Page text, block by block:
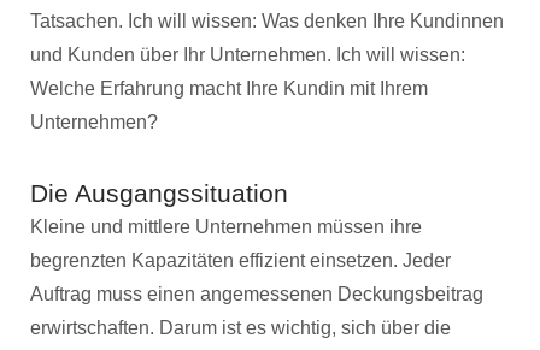
Tatsachen. Ich will wissen: Was denken Ihre Kundinnen
und Kunden über Ihr Unternehmen. Ich will wissen:
Welche Erfahrung macht Ihre Kundin mit Ihrem
Unternehmen?
Die Ausgangssituation
Kleine und mittlere Unternehmen müssen ihre
begrenzten Kapazitäten effizient einsetzen. Jeder
Auftrag muss einen angemessenen Deckungsbeitrag
erwirtschaften. Darum ist es wichtig, sich über die